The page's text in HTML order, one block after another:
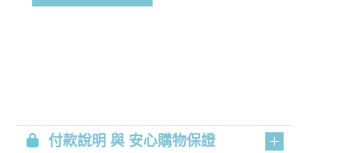
付款說明 與 安心購物保證